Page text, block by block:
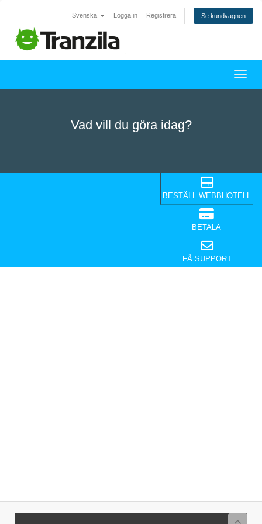
Svenska Logga in Registrera Se kundvagnen
Vad vill du göra idag?
BESTÄLL WEBBHOTELL
BETALA
FÅ SUPPORT